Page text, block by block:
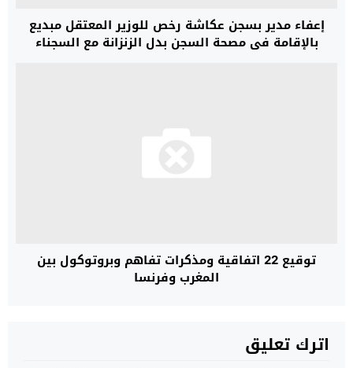
إعفاء مدير بسجن عكاشة رخص للوزير المعتقل مبديع
بالإقامة في مصحة السجن بدل الزنزانة مع السجناء
توقيع 22 اتفاقية ومذكرات تفاهم وبروتوكول بين
المغرب وفرنسا
اترك تعليق